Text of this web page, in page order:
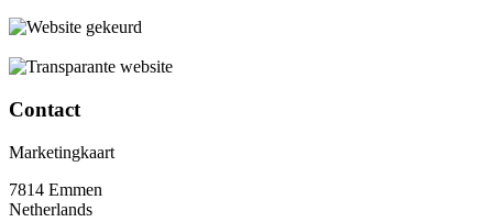
Contact
Marketingkaart
7814 Emmen
Netherlands